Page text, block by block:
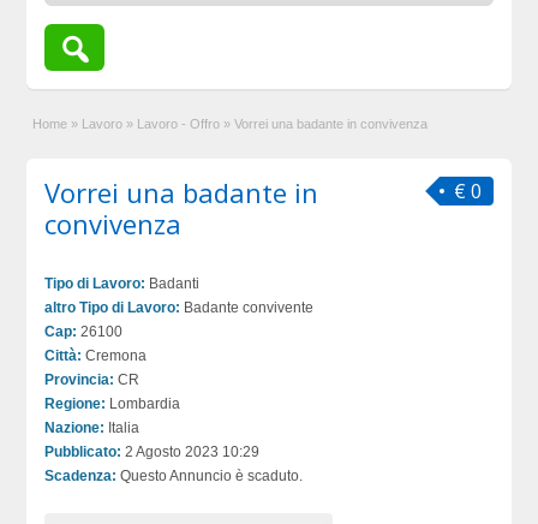
Home » Lavoro » Lavoro - Offro » Vorrei una badante in convivenza
€ 0
Vorrei una badante in
convivenza
Tipo di Lavoro: Badanti
altro Tipo di Lavoro: Badante convivente
Cap: 26100
Città: Cremona
Provincia: CR
Regione: Lombardia
Nazione: Italia
Pubblicato: 2 Agosto 2023 10:29
Scadenza: Questo Annuncio è scaduto.